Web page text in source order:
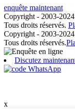
enquête maintenant
Copyright - 2003-
Tous droits réservés.
Copyright - 2003-
Tous droits réservés.
Discutez
x